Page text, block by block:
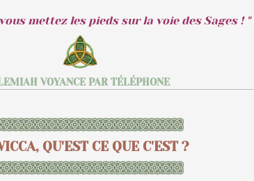
mettez les pieds sur la voie des Sages ! "
VOYANCE PAR TÉLÉPHONE
QU'EST CE QUE C'EST ?